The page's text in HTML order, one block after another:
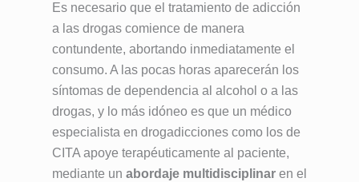
Es necesario que el tratamiento de adicción
a las drogas comience de manera
contundente, abortando inmediatamente el
consumo. A las pocas horas aparecerán los
síntomas de dependencia al alcohol o a las
drogas, y lo más idóneo es que un médico
especialista en drogadicciones como los de
CITA apoye terapéuticamente al paciente,
mediante un abordaje multidisciplinar en el